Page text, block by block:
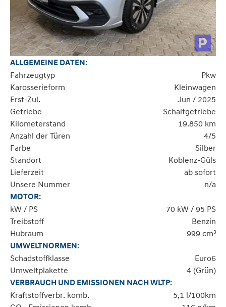
ALLGEMEINE DATEN:
Fahrzeugtyp
Pkw
Karosserieform
Kleinwagen
Erst-Zul.
Jun / 2025
Getriebe
Schaltgetriebe
Kilometerstand
19.850 km
Anzahl der Türen
4/5
Farbe
Silber
Standort
Koblenz-Güls
Lieferzeit
ab sofort
Unsere Nummer
n/a
MOTOR:
kW / PS
70 kW / 95 PS
Treibstoff
Benzin
Hubraum
999 cm³
UMWELTNORMEN:
Schadstoffklasse
Euro6
Umweltplakette
4 (Grün)
VERBRAUCH UND EMISSIONEN NACH WLTP:
Kraftstoffverbr. komb.
5,1 l/100km